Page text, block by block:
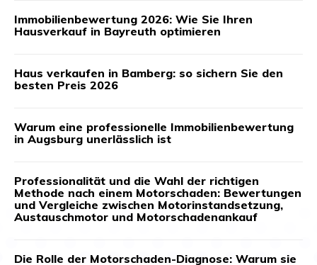
Immobilienbewertung 2026: Wie Sie Ihren
Hausverkauf in Bayreuth optimieren
Haus verkaufen in Bamberg: so sichern Sie den
besten Preis 2026
Warum eine professionelle Immobilienbewertung
in Augsburg unerlässlich ist
Professionalität und die Wahl der richtigen
Methode nach einem Motorschaden: Bewertungen
und Vergleiche zwischen Motorinstandsetzung,
Austauschmotor und Motorschadenankauf
Die Rolle der Motorschaden-Diagnose: Warum sie